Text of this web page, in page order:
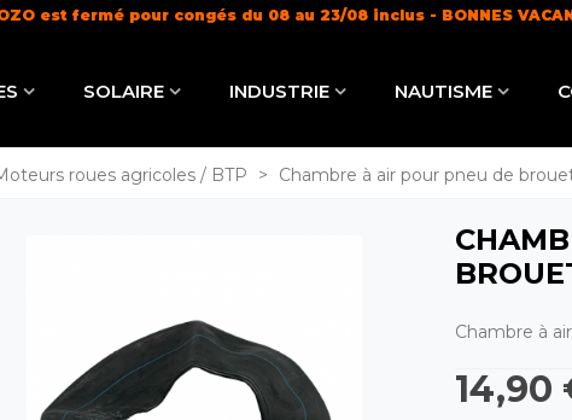
est fermé pour congés du 08 au 23/08 inclus - BONNES
SOLAIRE INDUSTRIE NAUTISME
roues agricoles / BTP > Chambre à air pour pneu de
Chambre à air
14,90